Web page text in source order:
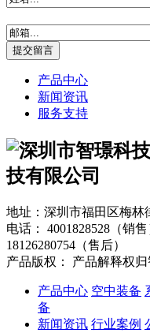
产品中心
新闻资讯
服务支持
技有限公司
地址：深圳市福田区梅林
电话： 4001828528（销
18126280754（售后）
产品版权： 产品解释权
产品中心 空中装备
备
新闻资讯 行业案例